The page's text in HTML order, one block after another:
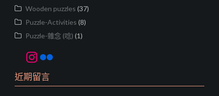
Wooden puzzles (37)
Puzzle-Activities (8)
Puzzle-雜念 (唸) (1)
Instagram
Flickr
近期留言